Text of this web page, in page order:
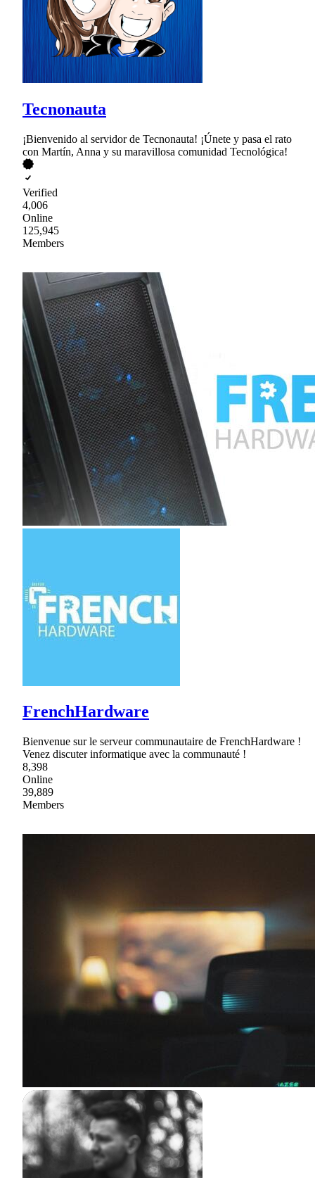
Tecnonauta
¡Bienvenido al servidor de Tecnonauta! ¡Únete y pasa el rato
con Martín, Anna y su maravillosa comunidad Tecnológica!
Verified
4,006
Online
125,945
Members
FrenchHardware
Bienvenue sur le serveur communautaire de FrenchHardware !
Venez discuter informatique avec la communauté !
8,398
Online
39,889
Members